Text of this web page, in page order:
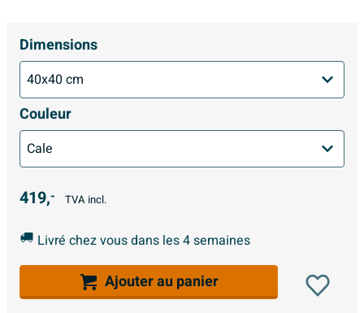
Dimensions
Couleur
419,- TVA incl.
Livré chez vous dans les 4 semaines
Ajouter au panier